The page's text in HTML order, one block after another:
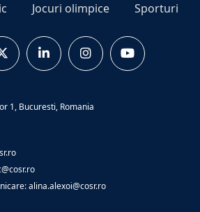
Jocuri olimpice Sporturi
1, Bucuresti, Romania
alina.alexoi@cosr.ro